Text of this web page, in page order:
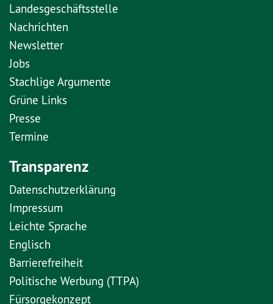
Landesgeschäftsstelle
Nachrichten
Newsletter
Jobs
Stachlige Argumente
Grüne Links
Presse
Termine
Transparenz
Datenschutzerklärung
Impressum
Leichte Sprache
Englisch
Barrierefreiheit
Politische Werbung (TTPA)
Fürsorgekonzept